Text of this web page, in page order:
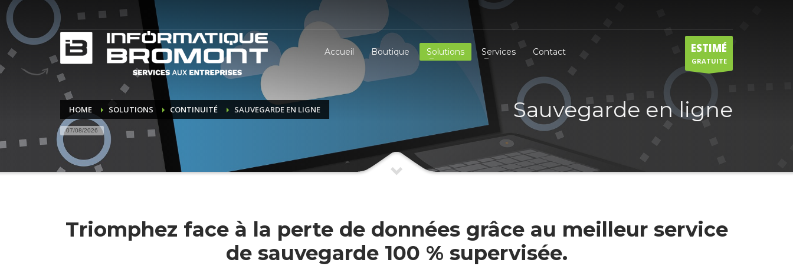
Accueil Boutique Solutions Services Contact ESTIMÉ
GRATUITE
HOME SOLUTIONS CONTINUITÉ SAUVEGARDE EN LIGNE
07/08/2026
Sauvegarde en ligne
Triomphez face à la perte de données grâce au meilleur service
de sauvegarde 100 % supervisée.